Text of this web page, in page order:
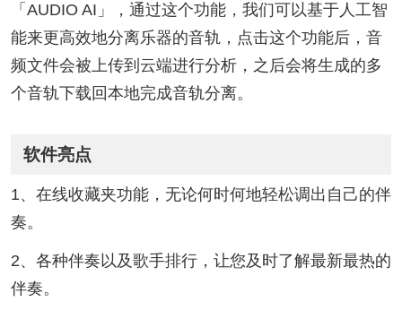
「AUDIO AI」，通过这个功能，我们可以基于人工智
能来更高效地分离乐器的音轨，点击这个功能后，音
频文件会被上传到云端进行分析，之后会将生成的多
个音轨下载回本地完成音轨分离。
软件亮点
1、在线收藏夹功能，无论何时何地轻松调出自己的伴
奏。
2、各种伴奏以及歌手排行，让您及时了解最新最热的
伴奏。